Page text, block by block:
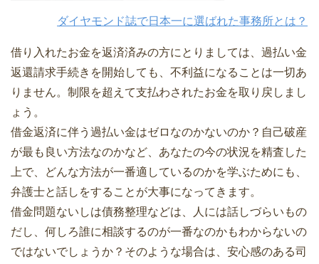
ダイヤモンド誌で日本一に選ばれた事務所とは？
借り入れたお金を返済済みの方にとりましては、過払い金
返還請求手続きを開始しても、不利益になることは一切あ
りません。制限を超えて支払わされたお金を取り戻しまし
ょう。
借金返済に伴う過払い金はゼロなのかないのか？自己破産
が最も良い方法なのかなど、あなたの今の状況を精査した
上で、どんな方法が一番適しているのかを学ぶためにも、
弁護士と話しをすることが大事になってきます。
借金問題ないしは債務整理などは、人には話しづらいもの
だし、何しろ誰に相談するのが一番なのかもわからないの
ではないでしょうか？そのような場合は、安心感のある司